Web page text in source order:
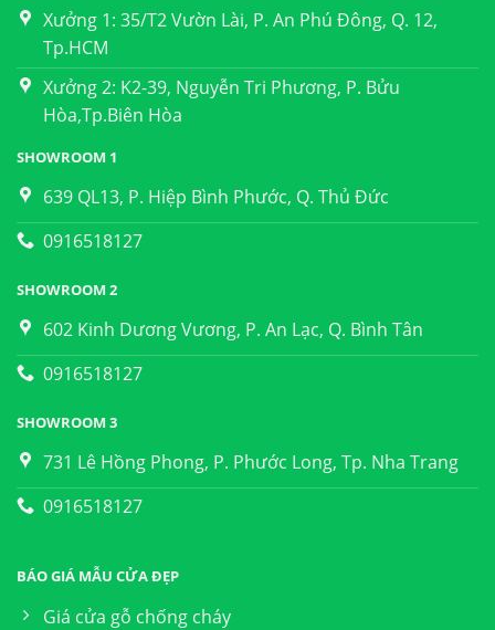
Xưởng 1: 35/T2 Vườn Lài, P. An Phú Đông, Q. 12,
Tp.HCM
Xưởng 2: K2-39, Nguyễn Tri Phương, P. Bửu
Hòa,Tp.Biên Hòa
SHOWROOM 1
639 QL13, P. Hiệp Bình Phước, Q. Thủ Đức
0916518127
SHOWROOM 2
602 Kinh Dương Vương, P. An Lạc, Q. Bình Tân
0916518127
SHOWROOM 3
731 Lê Hồng Phong, P. Phước Long, Tp. Nha Trang
0916518127
BÁO GIÁ MẪU CỬA ĐẸP
Giá cửa gỗ chống cháy